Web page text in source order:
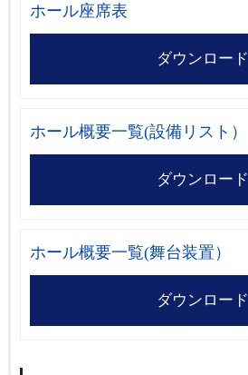
ホール座席表
ダウンロード
ホール概要一覧(設備リスト）
ダウンロード
ホール概要一覧(舞台装置）
ダウンロード